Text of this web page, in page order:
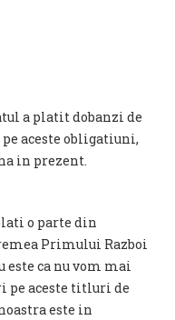
a platit dobanzi de
aceste obligatiuni,
in prezent.
o parte din
Primului Razboi
ca nu vom mai
pe aceste titluri de
este in